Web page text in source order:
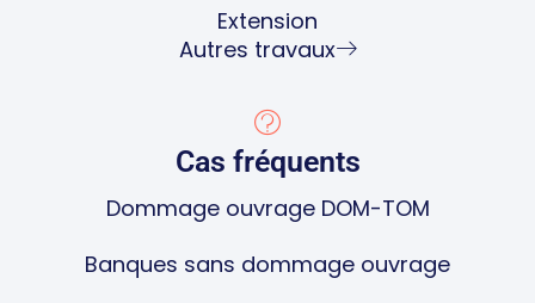
Extension
Autres travaux
Cas fréquents
Dommage ouvrage DOM-TOM
Banques sans dommage ouvrage